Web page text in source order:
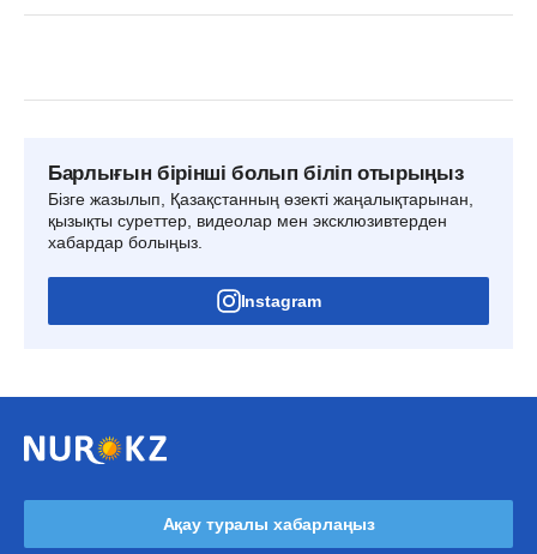
Барлығын бірінші болып біліп отырыңыз
Бізге жазылып, Қазақстанның өзекті жаңалықтарынан,
қызықты суреттер, видеолар мен эксклюзивтерден
хабардар болыңыз.
Instagram
Ақау туралы хабарлаңыз